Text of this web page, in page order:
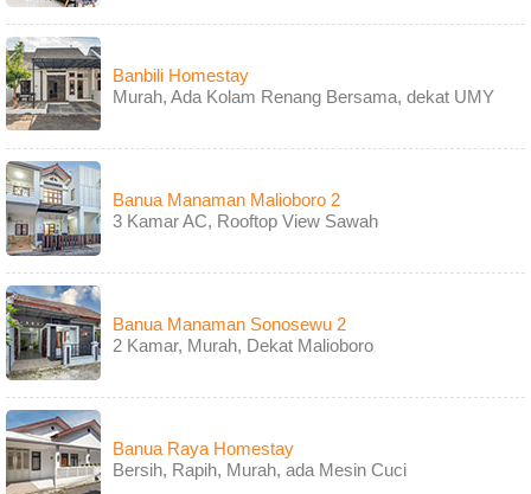
Banbili Homestay
Murah, Ada Kolam Renang Bersama, dekat UMY
Banua Manaman Malioboro 2
3 Kamar AC, Rooftop View Sawah
Banua Manaman Sonosewu 2
2 Kamar, Murah, Dekat Malioboro
Banua Raya Homestay
Bersih, Rapih, Murah, ada Mesin Cuci